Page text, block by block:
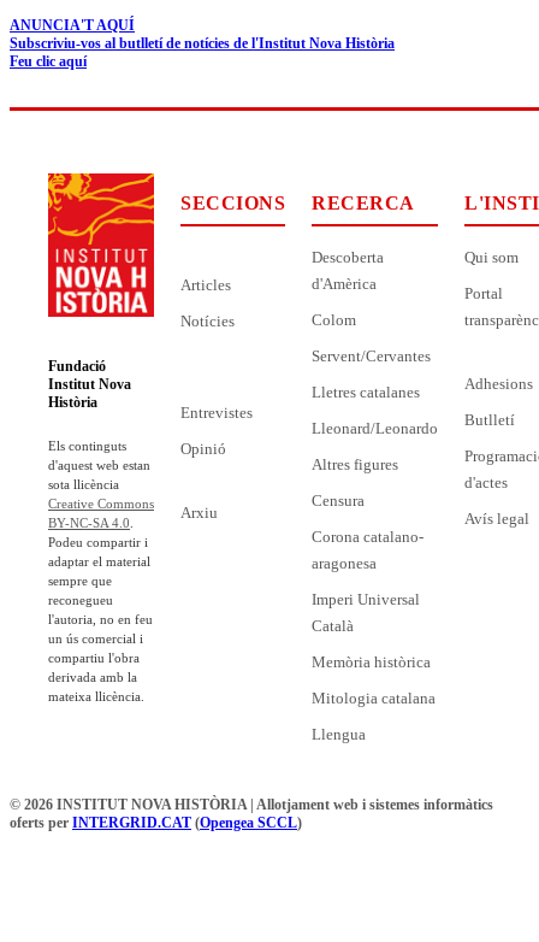
ANUNCIA'T AQUÍ
Subscriviu-vos al butlletí de notícies de l'Institut Nova Història
Feu clic aquí
Fundació
Institut Nova
Història
Els continguts
d'aquest web estan
sota llicència
Creative Commons
BY-NC-SA 4.0
Podeu compartir i
adaptar el material
sempre que
reconegueu
l'autoria, no en feu
un ús comercial i
compartiu l'obra
derivada amb la
mateixa llicència.
SECCIONS
Articles
Notícies
Entrevistes
Opinió
Arxiu
RECERCA
Descoberta
d'Amèrica
Colom
Servent/Cervantes
Lletres catalanes
Lleonard/Leonardo
Altres figures
Censura
Corona catalano-
aragonesa
Imperi Universal
Català
Memòria històrica
Mitologia catalana
Llengua
Qui som
Portal
Adhesions
Butlletí
d'actes
Avís legal
© 2026 INSTITUT NOVA HISTÒRIA | Allotjament web i sistemes informàtics
oferts per INTERGRID.CAT (Opengea SCCL)